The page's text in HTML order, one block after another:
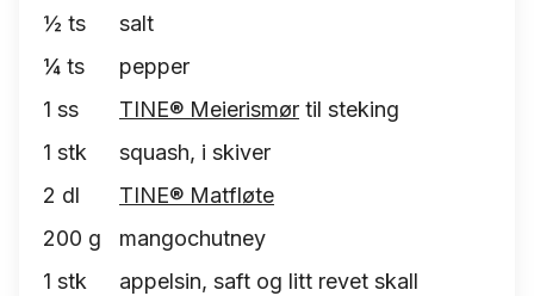
½ ts
salt
¼ ts
pepper
1 ss TINE® Meierismør til steking
1 stk
squash, i skiver
2 dl
TINE® Matfløte
200 g
mangochutney
1 stk
appelsin, saft og litt revet skall